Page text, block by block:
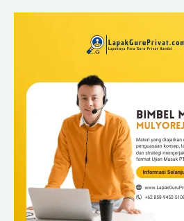
Rp1.800.000
through
Surabaya
LapakGuruPrivat.com!
quantity